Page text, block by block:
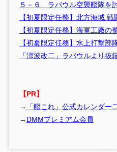
５－６ ラバウル空襲艦隊を
【初夏限定任務】北方海域
【初夏限定任務】海軍工廠の
【初夏限定任務】水上打撃部
「涼波改二」ラバウルより抜
【PR】
→
「艦これ」公式カレンダー
→ DMMプレミアム会員